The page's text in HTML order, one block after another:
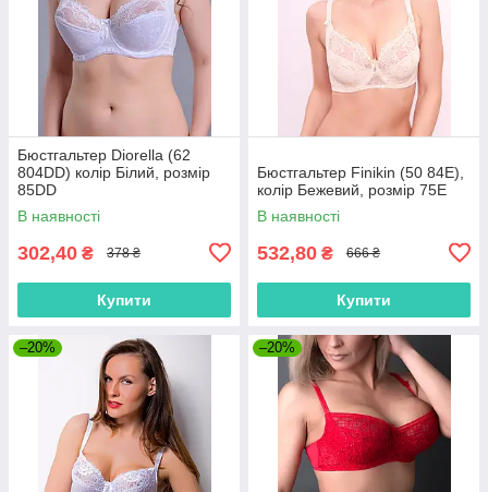
Бюстгальтер Diorella (62
804DD) колір Білий, розмір
85DD
В наявності
302,40 ₴ 378 ₴
Купити
Бюстгальтер Finikin (50 84E),
колір Бежевий, розмір 75E
В наявності
532,80 ₴ 666 ₴
Купити
–20% –20%